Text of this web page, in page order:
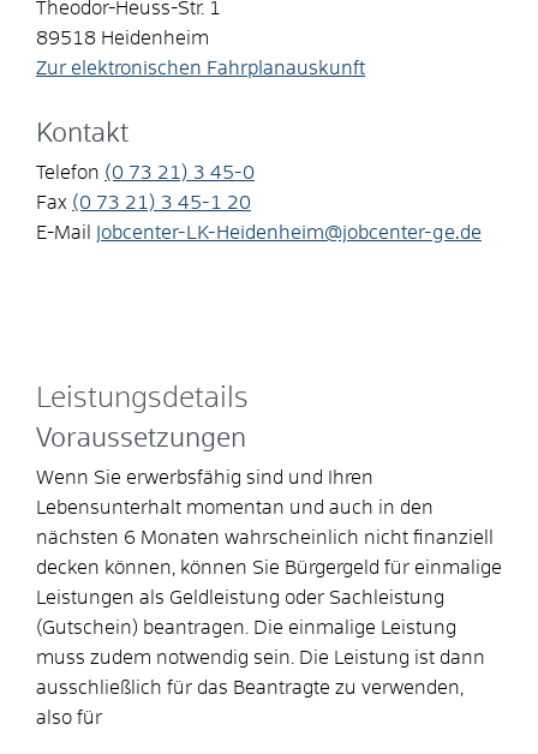
Theodor-Heuss-Str. 1
89518 Heidenheim
Zur elektronischen Fahrplanauskunft
Kontakt
Telefon (0 73 21) 3 45-0
Fax (0 73 21) 3 45-1
20
E-Mail
Jobcenter-LK-Heidenheim@jobcenter-ge.de
Leistungsdetails
Voraussetzungen
Wenn Sie erwerbsfähig sind und Ihren
Lebensunterhalt momentan und auch in den
nächsten 6 Monaten wahrscheinlich nicht finanziell
decken können, können Sie Bürgergeld für einmalige
Leistungen als Geldleistung oder Sachleistung
(Gutschein) beantragen. Die einmalige Leistung
muss zudem notwendig sein. Die Leistung ist dann
ausschließlich für das Beantragte zu verwenden,
also für